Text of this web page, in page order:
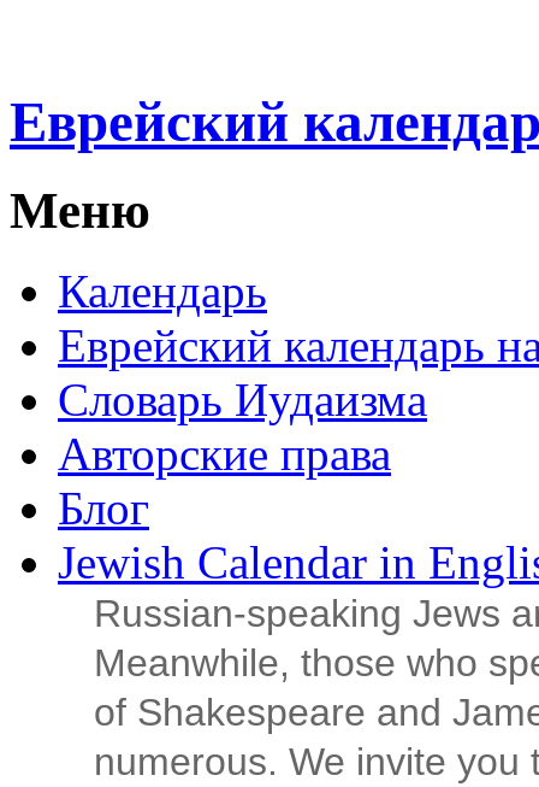
Еврейский
Меню
Календарь
Еврейский календарь
Словарь Иудаизма
Авторские права
Блог
Jewish Calendar in
Russian‑speaking Jews
Meanwhile, those who
of Shakespeare and
numerous. We invite